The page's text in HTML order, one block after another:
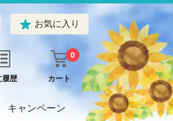
お気に入り
履歴 カート
0
キャンペーン